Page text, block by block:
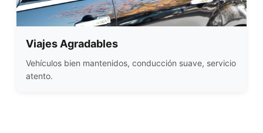
Viajes Agradables
Vehículos bien mantenidos, conducción suave, servicio
atento.